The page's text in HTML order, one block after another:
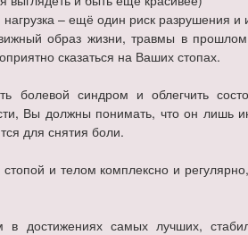
– ещё один риск разрушения и
образ жизни, травмы в прошлом,
сказаться на Ваших стопах.
болевой синдром и облегчить
Вы должны понимать, что он лишь
для снятия боли.
и телом комплексно и
достижениях самых лучших,